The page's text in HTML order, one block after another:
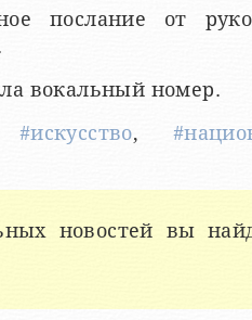
послание от
вокальный номер.
#искусство,
новостей вы